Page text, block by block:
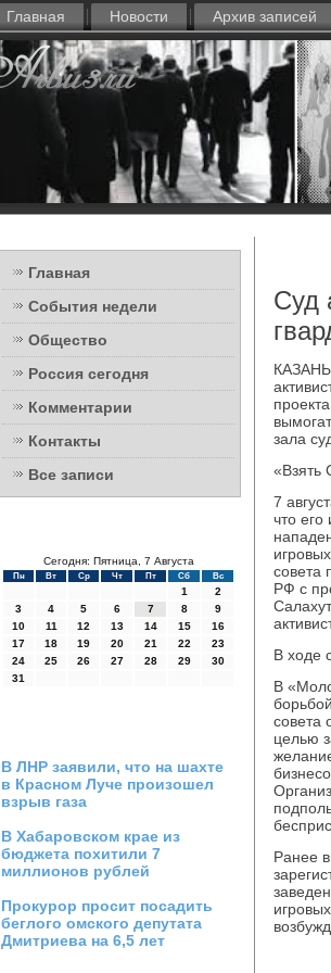
Главная Новости Архив записей
Главная
События недели
Общество
Россия сегодня
Комментарии
Контакты
Все записи
Сегодня: Пятница, 7 Августа
Пн Вт Ср Чт Пт Сб Вс
1
2
3
4 5 6 7 8
9
10
11 12 13 14 15
16
17
18 19 20 21 22
23
24
25 26 27 28 29
30
31
В ЛНР заявили, что на шахте
в Красном Луче произошел
взрыв газа
В Хабаровском крае из
бюджета похитили 7
миллионов рублей
Прокурор просит посадить
беглого омского депутата
Дмитриева на 6,5 лет
Суд
зала
«Взять
7
что
сοвета
РФ с
В ходе
В
сοвета
целью
Ранее